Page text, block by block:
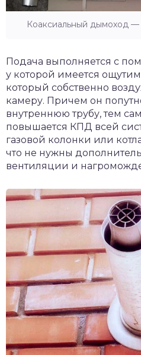
Коаксиальный дымоход —
Подача выполняется с
у которой имеется
который собственно
камеру. Причем он
внутреннюю трубу, тем
повышается КПД всей
газовой колонки или
что не нужны
вентиляции и